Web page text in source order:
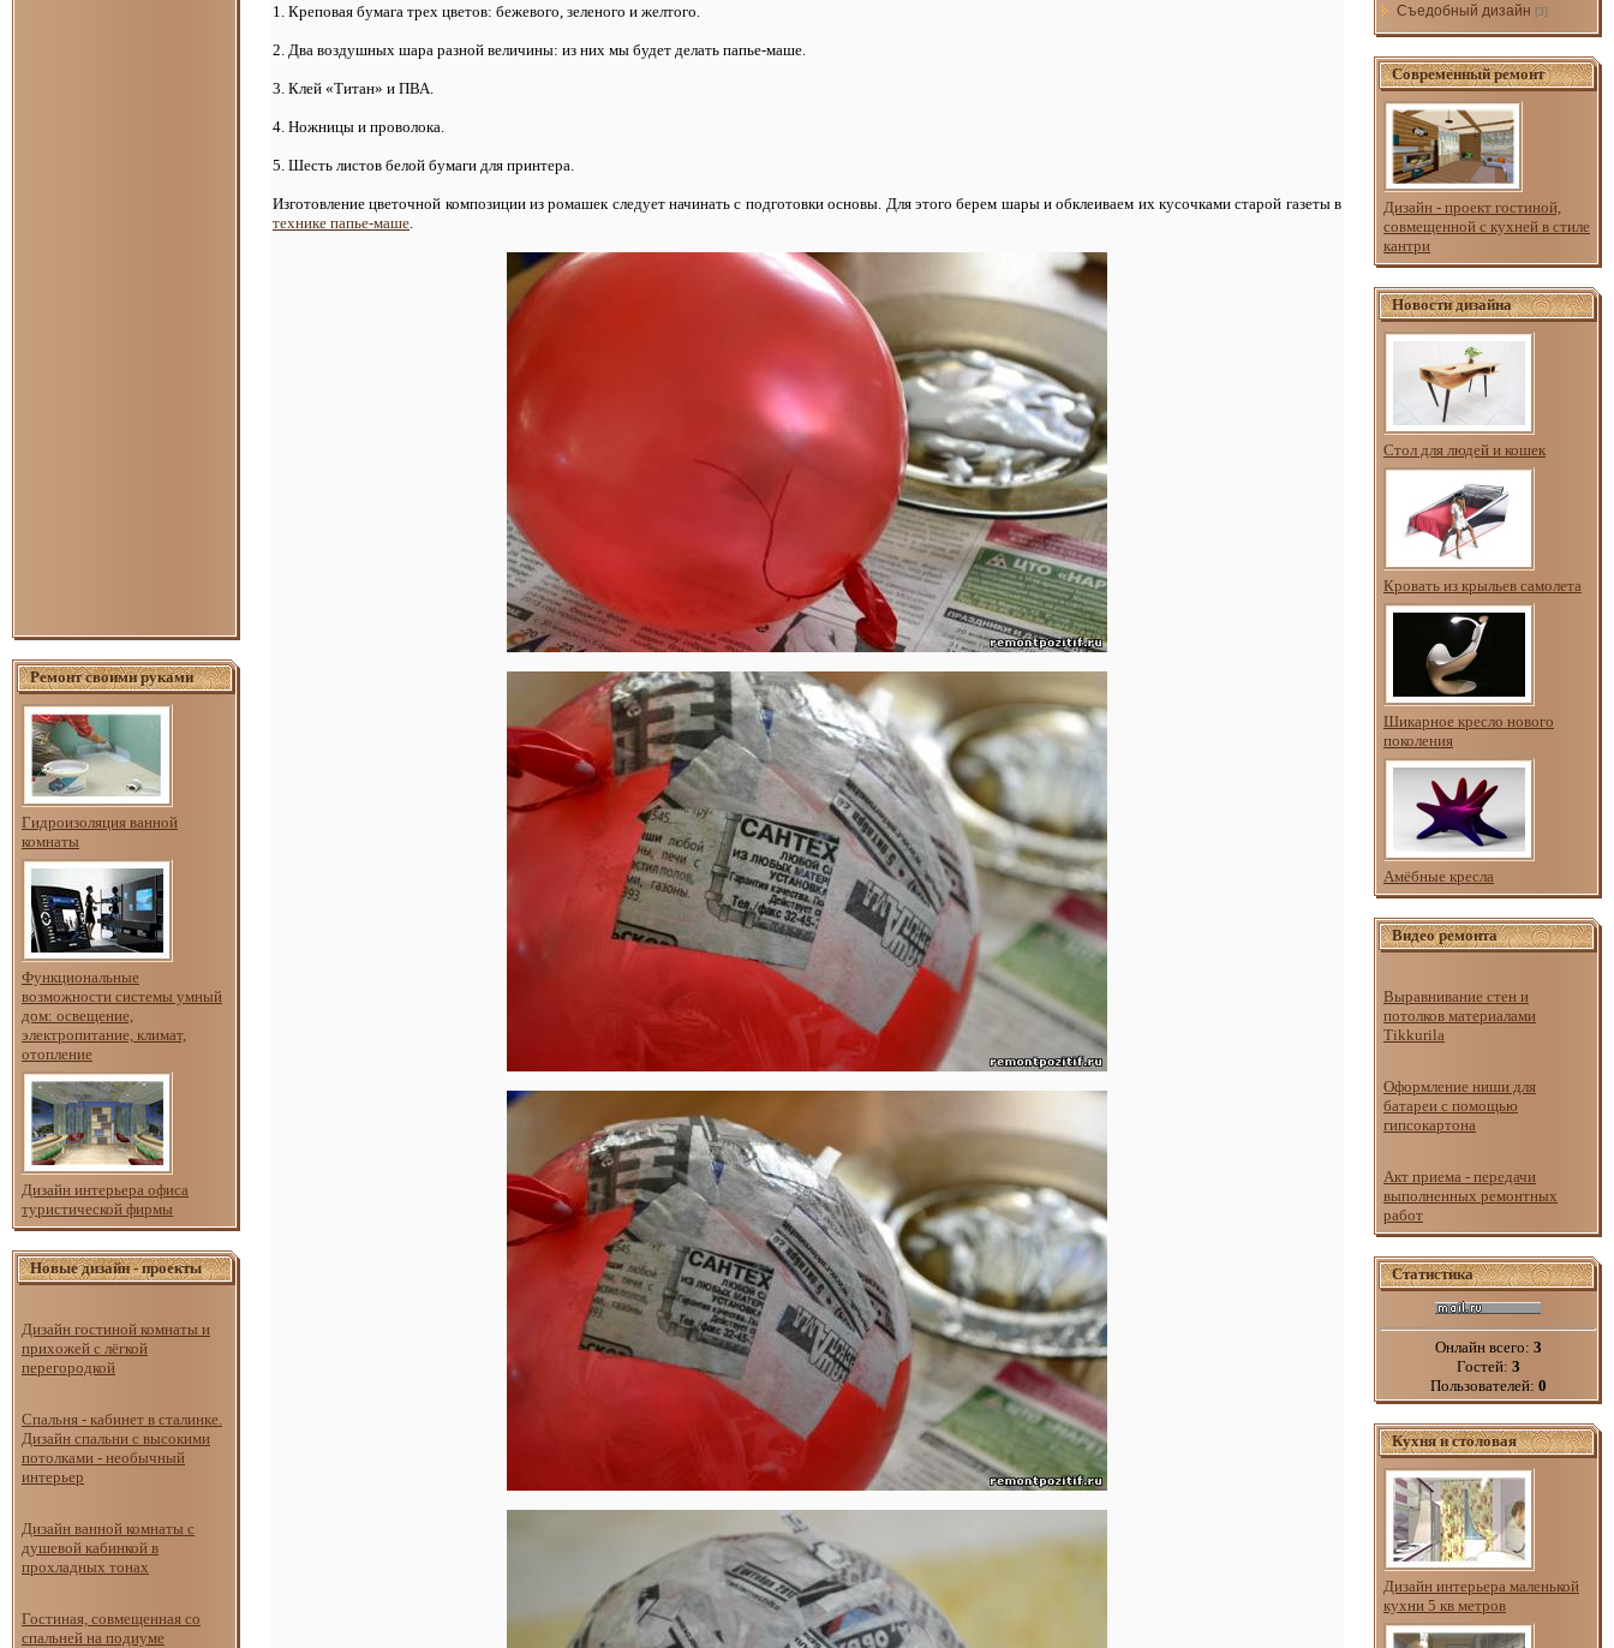
Ремонт своими руками
Гидроизоляция ванной
комнаты
Функциональные
возможности системы умный
дом: освещение,
электропитание, климат,
отопление
Дизайн интерьера офиса
туристической фирмы
Новые дизайн - проекты
Дизайн гостиной комнаты и
прихожей с лёгкой
перегородкой
Спальня - кабинет в сталинке.
Дизайн спальни с высокими
потолками - необычный
интерьер
Дизайн ванной комнаты с
душевой кабинкой в
прохладных тонах
Гостиная, совмещенная со
спальней на подиуме
1. Креповая бумага трех цветов: бежевого, зеленого и желтого.
2. Два воздушных шара разной величины: из них мы будет делать папье-маше.
3. Клей «Титан» и ПВА.
4. Ножницы и проволока.
5. Шесть листов белой бумаги для принтера.
Изготовление цветочной композиции из ромашек следует начинать с подготовки основы. Для этого берем шары и обклеиваем их кусочками старой газеты в
технике папье-маше
Съедобный дизайн [3]
Современный ремонт
Дизайн - проект гостиной,
совмещенной с кухней в стиле
кантри
Новости дизайна
Стол для людей и кошек
Кровать из крыльев самолета
Шикарное кресло нового
поколения
Амёбные кресла
Видео ремонта
Выравнивание стен и
потолков материалами
Tikkurila
Оформление ниши для
батареи с помощью
гипсокартона
Акт приема - передачи
выполненных ремонтных
работ
Статистика
Онлайн всего: 3
Гостей: 3
Пользователей: 0
Кухня и столовая
Дизайн интерьера маленькой
кухни 5 кв метров